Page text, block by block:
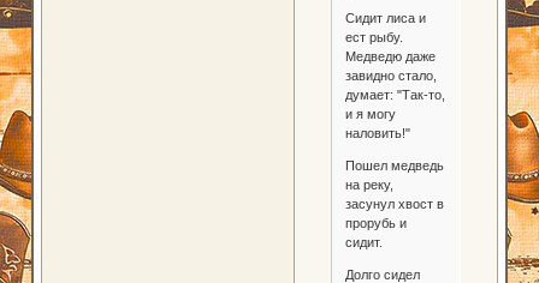
Сидит лиса и
ест рыбу.
Медведю даже
завидно стало,
думает: "Так-то,
и я могу
наловить!"
Пошел медведь
на реку,
засунул хвост в
прорубь и
сидит.
Долго сидел